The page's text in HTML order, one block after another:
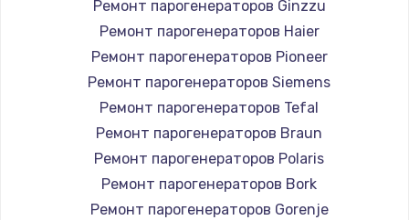
Ремонт парогенераторов Ginzzu
Ремонт парогенераторов Haier
Ремонт парогенераторов Pioneer
Ремонт парогенераторов Siemens
Ремонт парогенераторов Tefal
Ремонт парогенераторов Braun
Ремонт парогенераторов Polaris
Ремонт парогенераторов Bork
Ремонт парогенераторов Gorenje